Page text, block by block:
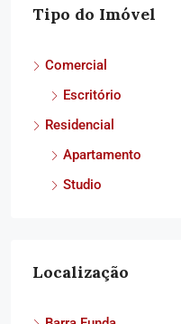
Tipo do Imóvel
Comercial
Escritório
Residencial
Apartamento
Studio
Localização